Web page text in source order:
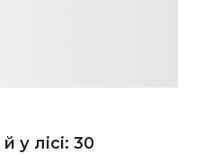
у лісі: 30